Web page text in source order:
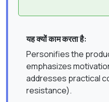
यह क्यों काम करता है:
Personifies the
emphasizes
addresses practical
resistance).